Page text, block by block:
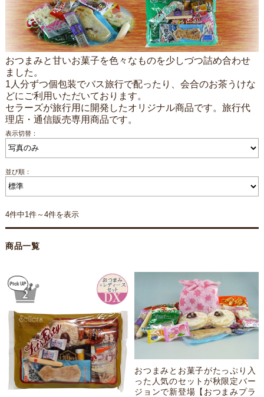
おつまみと甘いお菓子を色々なものを少しづつ詰め合わせ
ました。
1人分ずつ個包装でバス旅行で配ったり、会合のお茶うけな
どにご利用いただいております。
セラーズが旅行用に開発したオリジナル商品です。旅行代
理店・通信販売専用商品です。
表示切替：
並び順：
4件中1件～4件を表示
商品一覧
おつまみとお菓子がたっぷり入
った人気のセットが秋限定バー
ジョンで新登場【おつまみプラ